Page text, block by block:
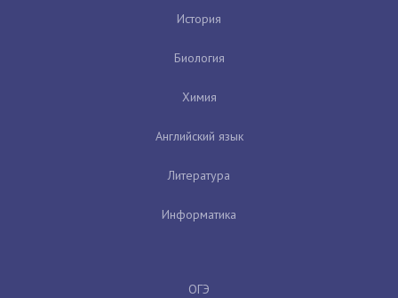
История
Биология
Химия
Английский язык
Литература
Информатика
ОГЭ